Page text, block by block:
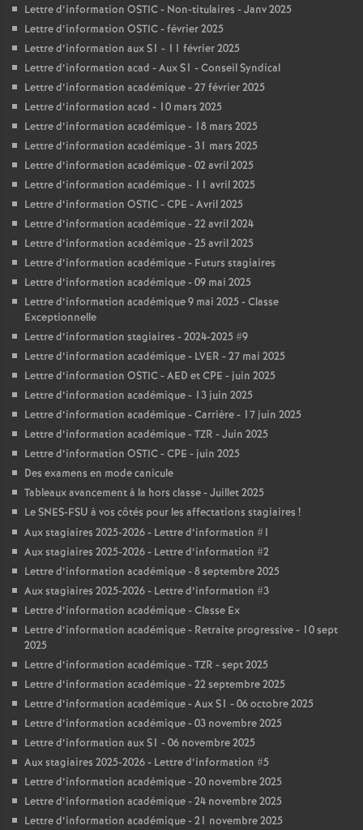
Lettre d’information OSTIC - Non-titulaires - Janv 2025
Lettre d’information OSTIC - février 2025
Lettre d’information aux S1 - 11 février 2025
Lettre d’information acad - Aux S1 - Conseil Syndical
Lettre d’information académique - 27 février 2025
Lettre d’information acad - 10 mars 2025
Lettre d’information académique - 18 mars 2025
Lettre d’information académique - 31 mars 2025
Lettre d’information académique - 02 avril 2025
Lettre d’information académique - 11 avril 2025
Lettre d’information OSTIC - CPE - Avril 2025
Lettre d’information académique - 22 avril 2024
Lettre d’information académique - 25 avril 2025
Lettre d’information académique - Futurs stagiaires
Lettre d’information académique - 09 mai 2025
Lettre d’information académique 9 mai 2025 - Classe
Exceptionnelle
Lettre d’information stagiaires - 2024-2025 #9
Lettre d’information académique - LVER - 27 mai 2025
Lettre d’information OSTIC - AED et CPE - juin 2025
Lettre d’information académique - 13 juin 2025
Lettre d’information académique - Carrière - 17 juin 2025
Lettre d’information académique - TZR - Juin 2025
Lettre d’information OSTIC - CPE - juin 2025
Des examens en mode canicule
Tableaux avancement à la hors classe - Juillet 2025
Le SNES-FSU à vos côtés pour les affectations stagiaires !
Aux stagiaires 2025-2026 - Lettre d’information #1
Aux stagiaires 2025-2026 - Lettre d’information #2
Lettre d’information académique - 8 septembre 2025
Aux stagiaires 2025-2026 - Lettre d’information #3
Lettre d’information académique - Classe Ex
Lettre d’information académique - Retraite progressive - 10 sept
2025
Lettre d’information académique - TZR - sept 2025
Lettre d’information académique - 22 septembre 2025
Lettre d’information académique - Aux S1 - 06 octobre 2025
Lettre d’information académique - 03 novembre 2025
Lettre d’information aux S1 - 06 novembre 2025
Aux stagiaires 2025-2026 - Lettre d’information #5
Lettre d’information académique - 20 novembre 2025
Lettre d’information académique - 24 novembre 2025
Lettre d’information académique - 21 novembre 2025